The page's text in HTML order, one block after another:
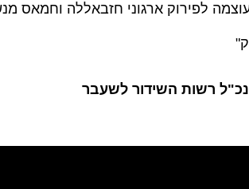
לפירוק ארגוני חזבאללה וחמאס
רשות השידור לשעבר